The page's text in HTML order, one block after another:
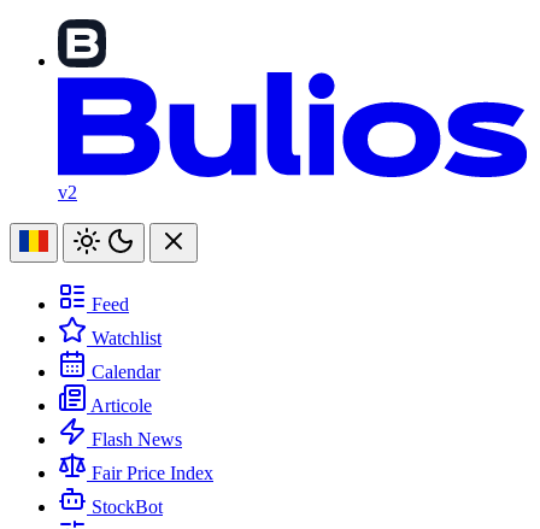
v2
Feed
Watchlist
Calendar
Articole
Flash News
Fair Price Index
StockBot